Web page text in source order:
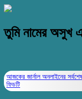
তুমি নামের অসুখ
আজকের জার্নাল অনলাইনের
ফিডটি